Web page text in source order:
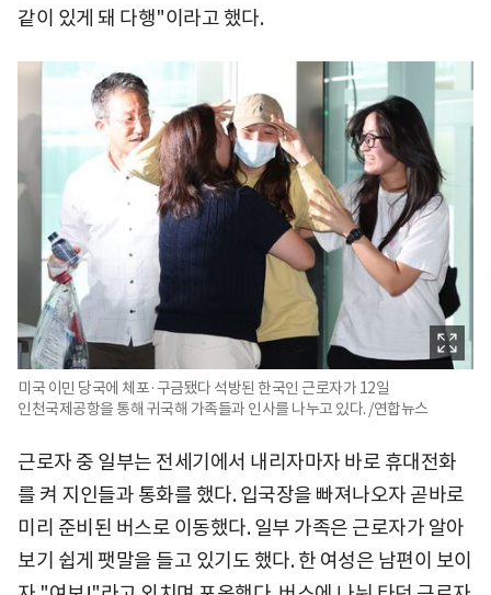
같이 있게 돼 다행"이라고 했다.
미국 이민 당국에 체포·구금됐다 석방된 한국인 근로자가 12일
인천국제공항을 통해 귀국해 가족들과 인사를 나누고 있다. /연합뉴스
근로자 중 일부는 전세기에서 내리자마자 바로 휴대전화
를 켜 지인들과 통화를 했다. 입국장을 빠져나오자 곧바로
미리 준비된 버스로 이동했다. 일부 가족은 근로자가 알아
보기 쉽게 팻말을 들고 있기도 했다. 한 여성은 남편이 보이